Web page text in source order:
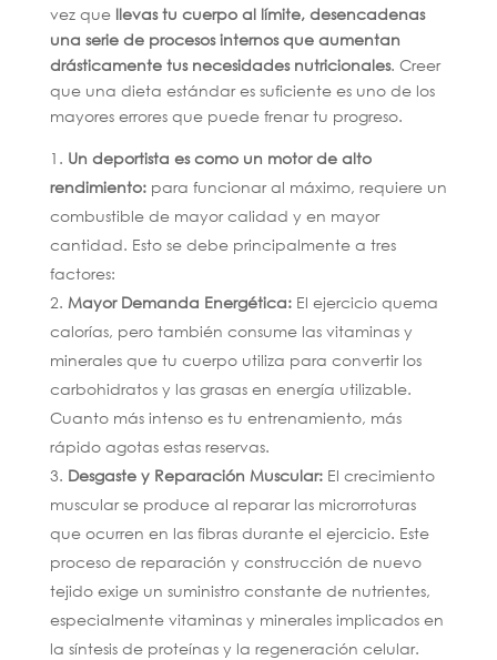
vez quellevas tu cuerpo al límite, desencadenas
una serie de procesos internos que aumentan
drásticamente tus necesidades nutricionales. Creer
que una dieta estándar es suficiente es uno de los
mayores errores que puede frenar tu progreso.
Un deportista es como un motor de alto
rendimiento:para funcionar al máximo, requiere un
combustible de mayor calidad y en mayor
cantidad. Esto se debe principalmente a tres
factores:
Mayor Demanda Energética:El ejercicio quema
calorías, pero también consume las vitaminas y
minerales que tu cuerpo utiliza para convertir los
carbohidratos y las grasas en energía utilizable.
Cuanto más intenso es tu entrenamiento, más
rápido agotas estas reservas.
Desgaste y Reparación Muscular:El crecimiento
muscular se produce al reparar las microrroturas
que ocurren en las fibras durante el ejercicio. Este
proceso de reparación y construcción de nuevo
tejido exige un suministro constante de nutrientes,
especialmente vitaminas y minerales implicados en
la síntesis de proteínas y la regeneración celular.